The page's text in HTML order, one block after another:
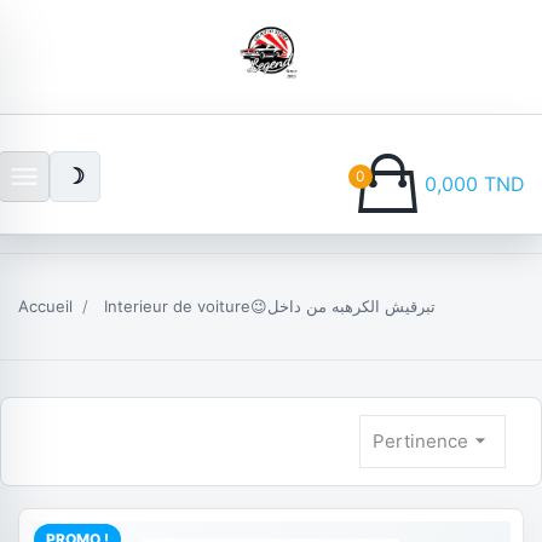
☽ 0,000 TND
0
Accueil Interieur de voiture😉تبرقيش الكرهبه من داخل
Pertinence arrow_drop_down